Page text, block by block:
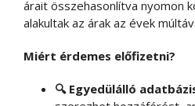
árait összehasonlítva nyomon
alakultak az árak az évek
Miért érdemes előfizetni?
🔍 Egyedülálló